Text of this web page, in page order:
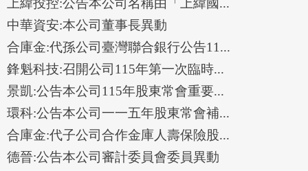
上緯投控:公告本公司名稱由「上緯國...
中華資安:本公司董事長異動
合庫金:代孫公司臺灣聯合銀行公告11...
鋒魁科技:召開公司115年第一次臨時...
景凱:公告本公司115年股東常會重要...
環科:公告本公司一一五年股東常會補...
合庫金:代子公司合作金庫人壽保險股...
德晉:公告本公司審計委員會委員異動